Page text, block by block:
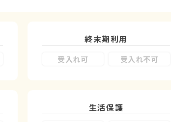
終末期利用
受入れ可 受入れ不可
生活保護